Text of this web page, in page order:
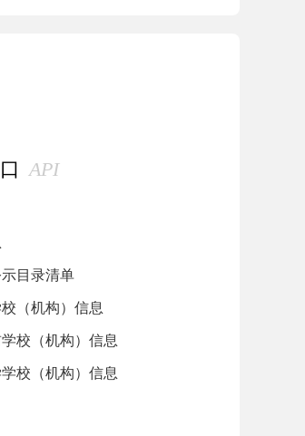
API
目录清单
（机构）信息
校（机构）信息
校（机构）信息